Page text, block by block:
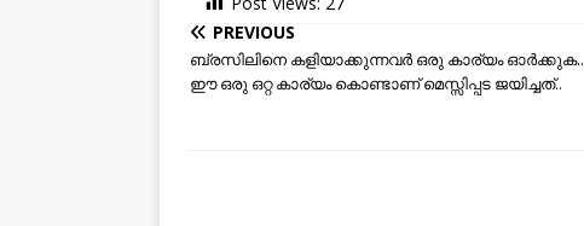
PREVIOUS
ബ്രസിലിനെ കളിയാക്കുന്നവര്‍ ഒരു കാര്യം ഓര്‍ക്കുക..
ഈ ഒരു ഒറ്റ കാര്യം കൊണ്ടാണ് മെസ്സിപ്പട ജയിച്ചത്..